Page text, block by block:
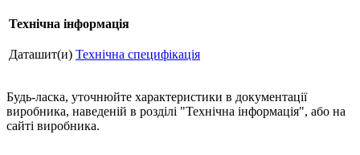
Технічна інформація
Даташит(и) Технічна специфікація
Будь-ласка, уточнюйте характеристики в документації
виробника, наведеній в розділі "Технічна інформація", або на
сайті виробника.